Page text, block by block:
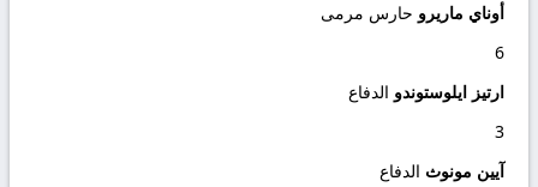
أوناي ماريرو حارس مرمى
6
ارتيز ايلوستوندو الدفاع
3
آيين مونوث الدفاع